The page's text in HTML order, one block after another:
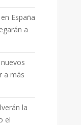
España
a
nuevos
a más
la
el